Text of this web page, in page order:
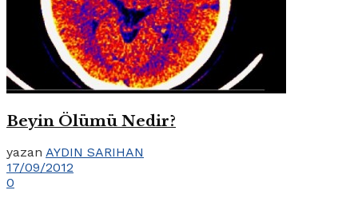
Beyin Ölümü Nedir?
yazan AYDIN SARIHAN
17/09/2012
0